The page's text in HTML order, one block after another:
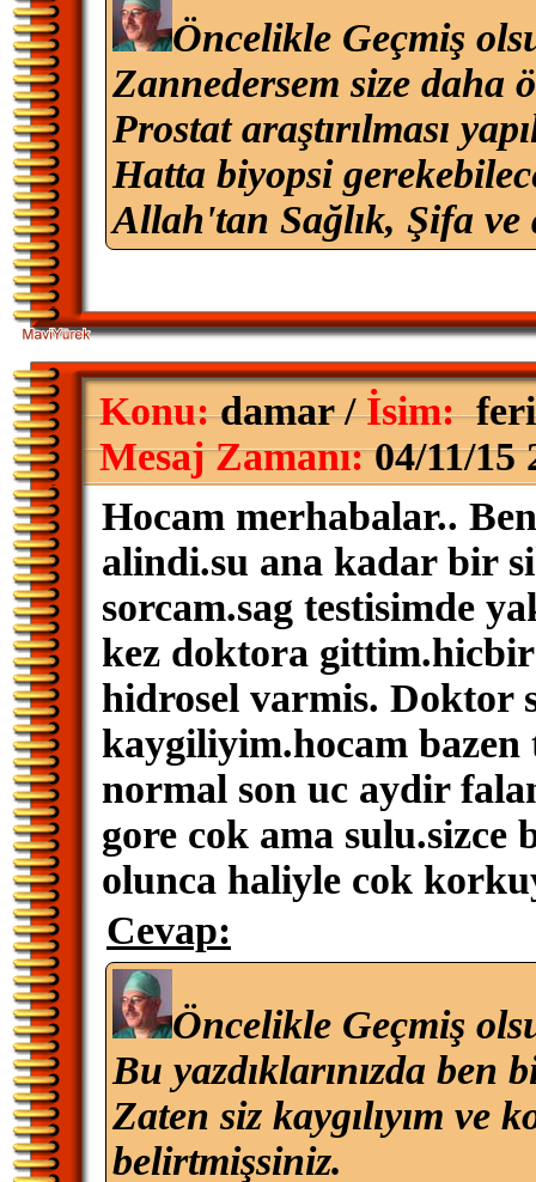
Öncelikle Geçmiş
Zannedersem size daha
Prostat araştırılması
Hatta biyopsi
Allah'tan Sağlık, Şifa
Konu:damar /İsim:
Mesaj Zamanı:04/11/15
Hocam merhabalar..
alindi.su ana kadar bir
sorcam.sag testisimde
kez doktora
hidrosel varmis. Doktor
kaygiliyim.hocam
normal son uc aydir
gore cok ama
olunca haliyle cok
Cevap:
Öncelikle Geçmiş
Bu yazdıklarınızda
Zaten siz kaygılıyım ve
belirtmişsiniz.